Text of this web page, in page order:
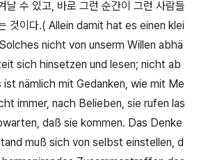
날 수 있고, 바로 그런 순간이 그런 사람들
것이다.( Allein damit hat es einen klei
nicht von unserm Willen abhä
sich hinsetzen und lesen; nicht ab
ist nämlich mit Gedanken, wie mit Me
immer, nach Belieben, sie rufen las
daß sie kommen. Das Denke
muß sich von selbst einstellen, d